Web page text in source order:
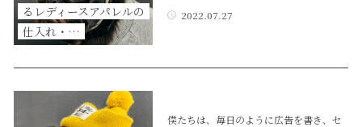
るレディースアパレルの
仕入れ・…
2022.07.27
僕たちは、毎日のように広告を書き、セ